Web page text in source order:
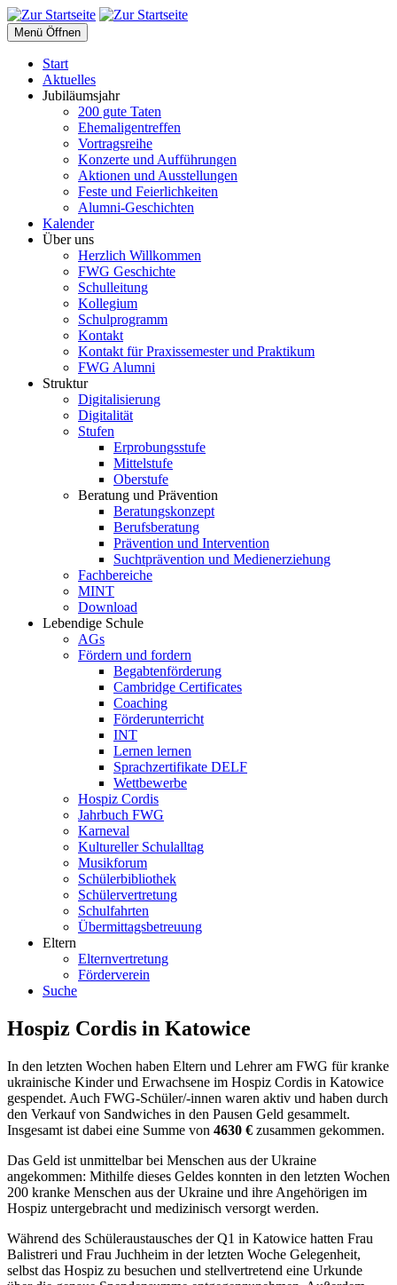
Menü Öffnen
Start
Aktuelles
Jubiläumsjahr
200 gute Taten
Ehemaligentreffen
Vortragsreihe
Konzerte und Aufführungen
Aktionen und Ausstellungen
Feste und Feierlichkeiten
Alumni-Geschichten
Kalender
Über uns
Herzlich Willkommen
FWG Geschichte
Schulleitung
Kollegium
Schulprogramm
Kontakt
Kontakt für Praxissemester und Praktikum
FWG Alumni
Struktur
Digitalisierung
Digitalität
Stufen
Erprobungsstufe
Mittelstufe
Oberstufe
Beratung und Prävention
Beratungskonzept
Berufsberatung
Prävention und Intervention
Suchtprävention und Medienerziehung
Fachbereiche
MINT
Download
Lebendige Schule
AGs
Fördern und fordern
Begabtenförderung
Cambridge Certificates
Coaching
Förderunterricht
INT
Lernen lernen
Sprachzertifikate DELF
Wettbewerbe
Hospiz Cordis
Jahrbuch FWG
Karneval
Kultureller Schulalltag
Musikforum
Schülerbibliothek
Schülervertretung
Schulfahrten
Übermittagsbetreuung
Eltern
Elternvertretung
Förderverein
Suche
Hospiz Cordis in Katowice
In den letzten Wochen haben Eltern und Lehrer am FWG für kranke
ukrainische Kinder und Erwachsene im Hospiz Cordis in Katowice
gespendet. Auch FWG-Schüler/-innen waren aktiv und haben durch
den Verkauf von Sandwiches in den Pausen Geld gesammelt.
Insgesamt ist dabei eine Summe von 4630 € zusammen gekommen.
Das Geld ist unmittelbar bei Menschen aus der Ukraine
angekommen: Mithilfe dieses Geldes konnten in den letzten Wochen
200 kranke Menschen aus der Ukraine und ihre Angehörigen im
Hospiz untergebracht und medizinisch versorgt werden.
Während des Schüleraustausches der Q1 in Katowice hatten Frau
Balistreri und Frau Juchheim in der letzten Woche Gelegenheit,
selbst das Hospiz zu besuchen und stellvertretend eine Urkunde